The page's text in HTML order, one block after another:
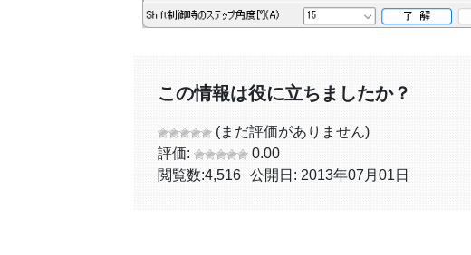
この情報は役に立ちましたか？
(まだ評価がありません)
評価:
0.00
閲覧数:4,516 公開日: 2013年07月01日